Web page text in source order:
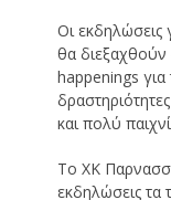
Οι εκδηλώσεις
θα διεξαχθούν
happenings
και πολύ
Το ΧΚ
εκδηλώσεις τα